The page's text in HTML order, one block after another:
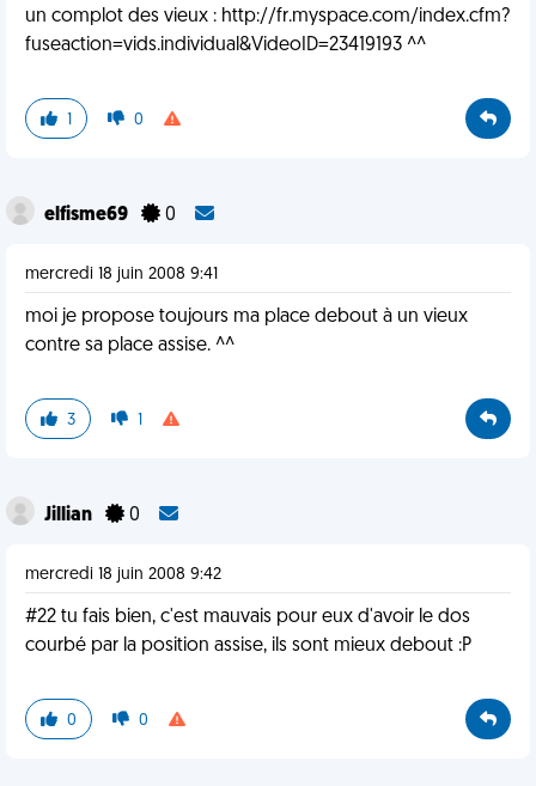
un complot des vieux : http://fr.myspace.com/index.cfm?
fuseaction=vids.individual&VideoID=23419193 ^^
1 0
elfisme69 0
mercredi 18 juin 2008 9:41
moi je propose toujours ma place debout à un vieux
contre sa place assise. ^^
3 1
Jillian 0
mercredi 18 juin 2008 9:42
#22 tu fais bien, c'est mauvais pour eux d'avoir le dos
courbé par la position assise, ils sont mieux debout :P
0 0